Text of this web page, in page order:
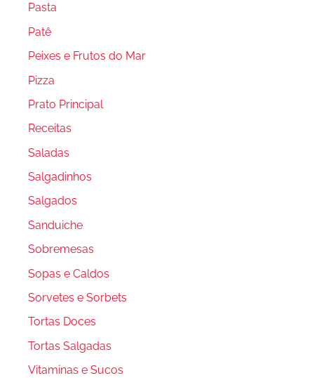
Pasta
Patê
Peixes e Frutos do Mar
Pizza
Prato Principal
Receitas
Saladas
Salgadinhos
Salgados
Sanduiche
Sobremesas
Sopas e Caldos
Sorvetes e Sorbets
Tortas Doces
Tortas Salgadas
Vitaminas e Sucos